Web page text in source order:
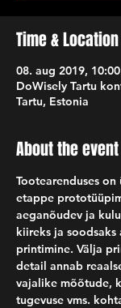
Time & Location
08. aug 2019,
DoWisely Tartu
Tartu, Estonia
About the event
Tootearenduses
etappe
aeganõudev ja
kiireks ja
printimine. Välja
detail annab
vajalike mõõtude,
tugevuse vms.